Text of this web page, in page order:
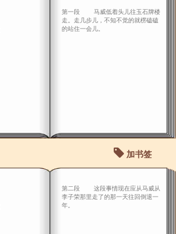
第一段 马威低着头儿往玉石牌楼
走。走几步儿，不知不觉的就楞磕磕
的站住一会儿。
加书签
第二段 这段事情现在应从马威从
李子荣那里走了的那一天往回倒退一
年。